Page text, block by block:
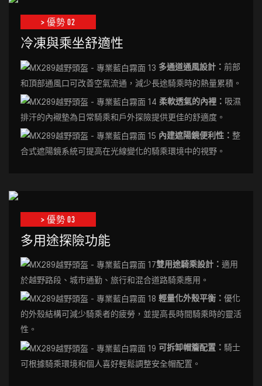
> 優勢 02
冷凍與乘坐舒適性
多通道通風設計： 前部
和頂部通風口可改善空氣流通，減少長途騎乘時的熱量累積。
柔軟透氣的內裡： 吸濕
排汗的內襯墊為日常騎乘和戶外探險提供更佳的舒適度。
內建遮陽鏡便利性： 整
合式遮陽鏡系統可提高在光線變化的騎乘環境中的視野。
> 優勢 03
多用途探險功能
雙用途騎乘設計： 適用
於越野路段、城市通勤、旅行和混合道路騎乘應用。
輕量化外殼平衡： 優化
的外殼結構可減少騎乘者的疲勞，並提高長時間騎乘時的靈活
性。
可拆卸帽簷配置： 騎士
可根據騎乘環境和個人喜好輕鬆調整安全帽配置。